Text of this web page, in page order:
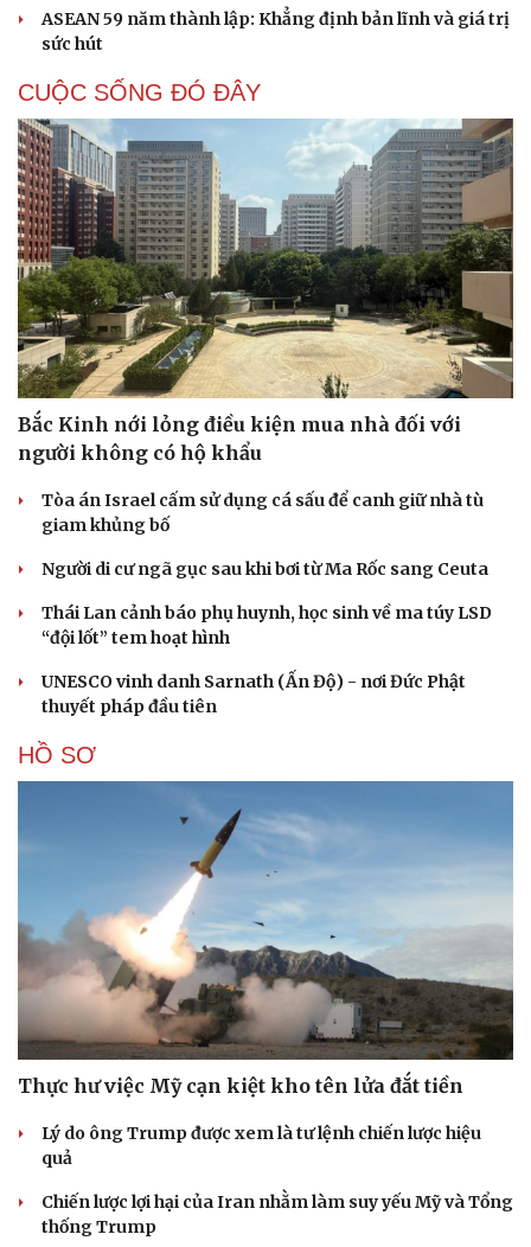
Cải chính
ASEAN 59 năm thành lập: Khẳng định bản lĩnh và giá trị
sức hút
CUỘC SỐNG ĐÓ ĐÂY
Bắc Kinh nới lỏng điều kiện mua nhà đối với
người không có hộ khẩu
Tòa án Israel cấm sử dụng cá sấu để canh giữ nhà tù
giam khủng bố
Người di cư ngã gục sau khi bơi từ Ma Rốc sang Ceuta
Thái Lan cảnh báo phụ huynh, học sinh về ma túy LSD
“đội lốt” tem hoạt hình
UNESCO vinh danh Sarnath (Ấn Độ) - nơi Đức Phật
thuyết pháp đầu tiên
HỒ SƠ
Thực hư việc Mỹ cạn kiệt kho tên lửa đắt tiền
Lý do ông Trump được xem là tư lệnh chiến lược hiệu
quả
Chiến lược lợi hại của Iran nhằm làm suy yếu Mỹ và Tổng
thống Trump